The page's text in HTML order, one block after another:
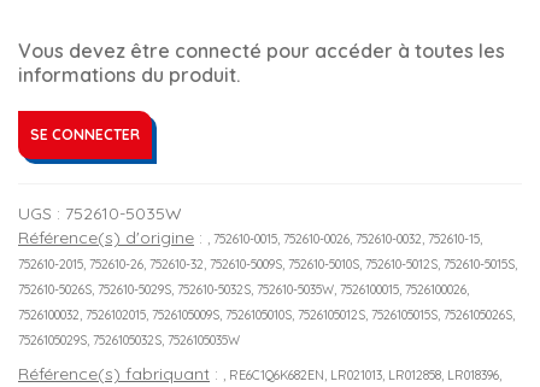
Vous devez être connecté pour accéder à toutes les
informations du produit.
SE CONNECTER
UGS : 752610-5035W
Référence(s) d'origine : , 752610-0015, 752610-0026, 752610-0032, 752610-15,
752610-2015, 752610-26, 752610-32, 752610-5009S, 752610-5010S, 752610-5012S, 752610-5015S,
752610-5026S, 752610-5029S, 752610-5032S, 752610-5035W, 7526100015, 7526100026,
7526100032, 7526102015, 7526105009S, 7526105010S, 7526105012S, 7526105015S, 7526105026S,
7526105029S, 7526105032S, 7526105035W
Référence(s) fabriquant : , RE6C1Q6K682EN, LR021013, LR012858, LR018396,